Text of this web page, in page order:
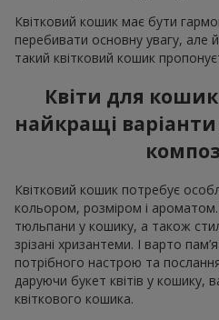
Квітковий кошик має бути
перебивати основну увагу, але
такий квітковий кошик
Квіти для
найкращі
Квітковий кошик потребує
кольором, розміром і
тюльпани у кошику, а також
зрізані хризантеми. І варто
потрібного настрою та
даруючи букет квітів у кошику,
квіткового кошика.